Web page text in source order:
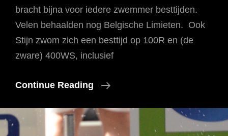
bracht bijna voor iedere zwemmer besttijden.
Velen behaalden nog Belgische Limieten. Ook
Stijn zwom zich een besttijd op 100R en (de
zware) 400WS, inclusief
Continue Reading
Besttijden
Zik
Wedstrijd